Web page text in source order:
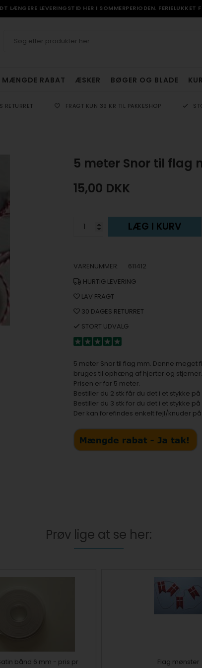
LÆNGERE LEVERINGSTID HER I SOMMERPERIODEN.
MÆNGDE RABAT ÆSKER BØGER OG BLADE
RETURRET FRAGT KUN 39 KR TIL PAKKESHOP
5 meter Snor til flag
15,00 DKK
LÆG I KURV
VARENUMMER:
611412
HURTIG LEVERING
LAV FRAGT
30 DAGES RETURRET
STORT UDVALG
5 meter Snor til flag mm. Denne
bruges til ophæng af hjerter og stjerner.
Prisen er for 5 meter.
Bestiller du 2 stk får du det i et stykke på
Bestiller du 3 stk for du det i et stykke på
Der kan forefindes enkelt fejl/knuder
Prøv lige at se her:
bånd 6 mm - pris pr
Flag mønster